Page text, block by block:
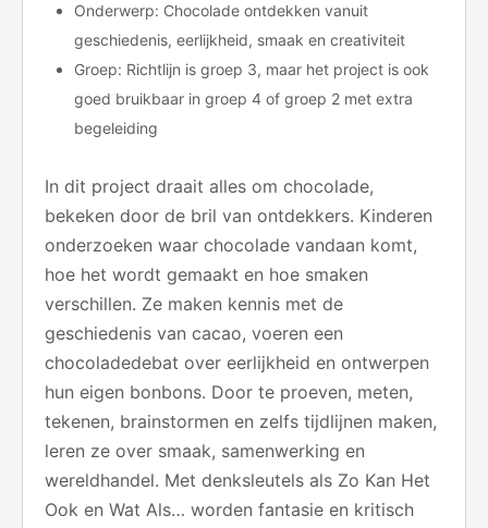
Onderwerp: Chocolade ontdekken vanuit
geschiedenis, eerlijkheid, smaak en creativiteit
Groep: Richtlijn is groep 3, maar het project is ook
goed bruikbaar in groep 4 of groep 2 met extra
begeleiding
In dit project draait alles om chocolade,
bekeken door de bril van ontdekkers. Kinderen
onderzoeken waar chocolade vandaan komt,
hoe het wordt gemaakt en hoe smaken
verschillen. Ze maken kennis met de
geschiedenis van cacao, voeren een
chocoladedebat over eerlijkheid en ontwerpen
hun eigen bonbons. Door te proeven, meten,
tekenen, brainstormen en zelfs tijdlijnen maken,
leren ze over smaak, samenwerking en
wereldhandel. Met denksleutels als Zo Kan Het
Ook en Wat Als… worden fantasie en kritisch